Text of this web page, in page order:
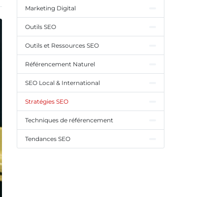
Marketing Digital
Outils SEO
Outils et Ressources SEO
Référencement Naturel
SEO Local & International
Stratégies SEO
Techniques de référencement
Tendances SEO